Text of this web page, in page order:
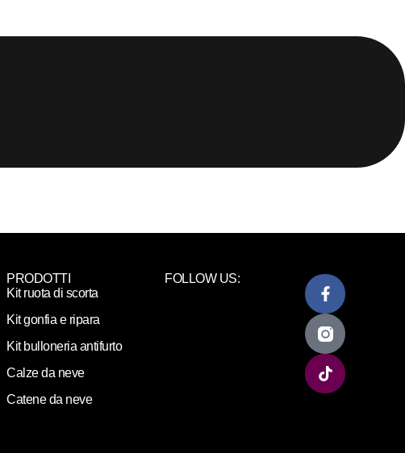
PRODOTTI
Kit ruota di scorta
Kit gonfia e ripara
Kit bulloneria antifurto
Calze da neve
Catene da neve
FOLLOW US: